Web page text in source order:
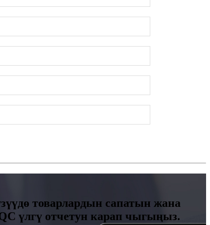
товарлардын сапатын жана
үлгү отчетун карап чыгыңыз.